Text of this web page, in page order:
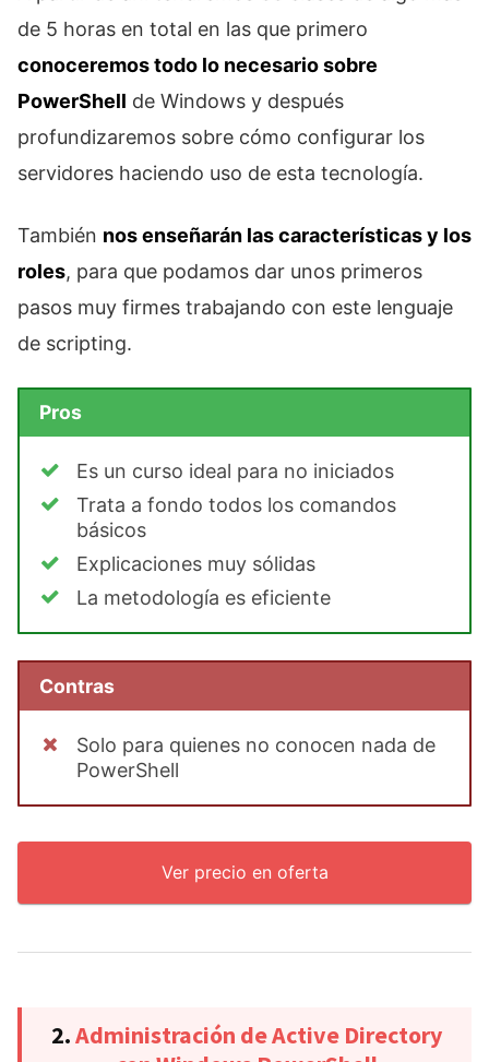
de 5 horas en total en las que primero
conoceremos todo lo necesario sobre
PowerShell de Windows y después
profundizaremos sobre cómo configurar los
servidores haciendo uso de esta tecnología.
También nos enseñarán las características y los
roles, para que podamos dar unos primeros
pasos muy firmes trabajando con este lenguaje
de scripting.
Pros
Es un curso ideal para no iniciados
Trata a fondo todos los comandos
básicos
Explicaciones muy sólidas
La metodología es eficiente
Contras
Solo para quienes no conocen nada de
PowerShell
Ver precio en oferta
2.Administración de Active Directory